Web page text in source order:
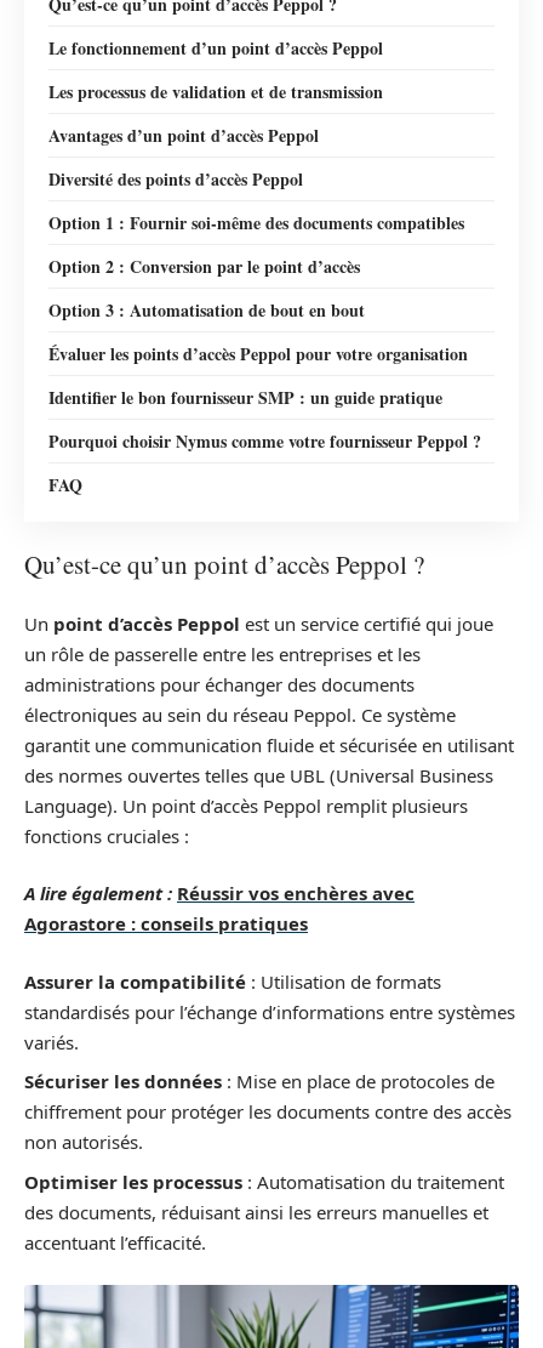
Le fonctionnement d’un point d’accès Peppol
Les processus de validation et de transmission
Avantages d’un point d’accès Peppol
Diversité des points d’accès Peppol
Option 1 : Fournir soi-même des documents compatibles
Option 2 : Conversion par le point d’accès
Option 3 : Automatisation de bout en bout
Évaluer les points d’accès Peppol pour votre organisation
Identifier le bon fournisseur SMP : un guide pratique
Pourquoi choisir Nymus comme votre fournisseur Peppol ?
FAQ
Qu’est-ce qu’un point d’accès Peppol ?
Un point d’accès Peppol est un service certifié qui joue
un rôle de passerelle entre les entreprises et les
administrations pour échanger des documents
électroniques au sein du réseau Peppol. Ce système
garantit une communication fluide et sécurisée en utilisant
des normes ouvertes telles que UBL (Universal Business
Language). Un point d’accès Peppol remplit plusieurs
fonctions cruciales :
A lire également : Réussir vos enchères avec
Agorastore : conseils pratiques
Assurer la compatibilité : Utilisation de formats
standardisés pour l’échange d’informations entre systèmes
variés.
Sécuriser les données : Mise en place de protocoles de
chiffrement pour protéger les documents contre des accès
non autorisés.
Optimiser les processus : Automatisation du traitement
des documents, réduisant ainsi les erreurs manuelles et
accentuant l’efficacité.